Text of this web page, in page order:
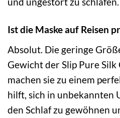
Ist die Maske auf Reisen
Absolut. Die geringe
Gewicht der Slip Pure
machen sie zu einem
hilft, sich in unbekannten
den Schlaf zu gewöhnen